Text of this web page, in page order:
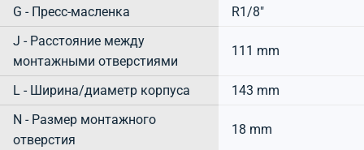
G - Пресс-масленка
R1/8"
J - Расстояние между
монтажными отверстиями
111 mm
L - Ширина/диаметр корпуса
143 mm
N - Размер монтажного
отверстия
18 mm